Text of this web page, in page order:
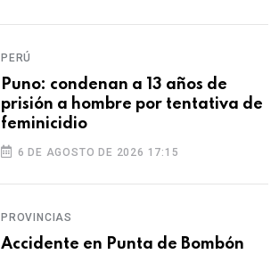
PERÚ
Puno: condenan a 13 años de
prisión a hombre por tentativa de
feminicidio
6 DE AGOSTO DE 2026 17:15
PROVINCIAS
Accidente en Punta de Bombón